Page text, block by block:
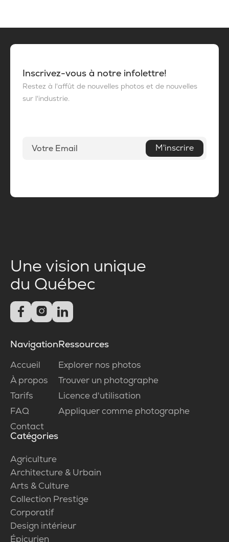
Inscrivez-vous à notre infolettre!
Restez à l'affût de nouvelles photos et de nouvelles
sur l'industrie.
M'inscrire
Une vision unique
du Québec
  
Navigation
Accueil
À propos
Tarifs
FAQ
Contact
Ressources
Explorer nos photos
Trouver un photographe
Licence d'utilisation
Appliquer comme photographe
Catégories
Agriculture
Architecture & Urbain
Arts & Culture
Collection Prestige
Corporatif
Design intérieur
Épicurien